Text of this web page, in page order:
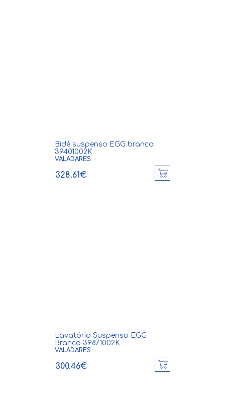
Bidé suspenso EGG branco
39401002K
VALADARES
328.61€
Lavatório Suspenso EGG
Branco 39871002K
VALADARES
300.46€